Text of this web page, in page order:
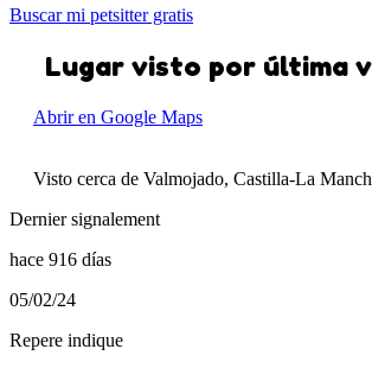
Buscar mi petsitter gratis
Lugar visto por última
Abrir en Google Maps
Visto cerca de Valmojado, Castilla-La
Dernier signalement
hace 916 días
05/02/24
Repere indique